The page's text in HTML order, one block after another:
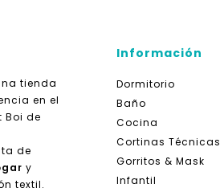
tienda
en el
Boi de
de
y
textil.
Información
Dormitorio
Baño
Cocina
Cortinas Técnicas
Gorritos & Mask
Infantil